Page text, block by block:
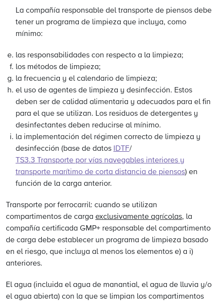
La compañía responsable del transporte de piensos debe
tener un programa de limpieza que incluya, como
mínimo:
las responsabilidades con respecto a la limpieza;
los métodos de limpieza;
la frecuencia y el calendario de limpieza;
el uso de agentes de limpieza y desinfección. Estos
deben ser de calidad alimentaria y adecuados para el fin
para el que se utilizan. Los residuos de detergentes y
desinfectantes deben reducirse al mínimo.
la implementación del régimen correcto de limpieza y
desinfección (base de datos
IDTF/
TS3.3 Transporte por vías navegables interiores y
transporte marítimo de corta distancia de piensos) en
función de la carga anterior.
Transporte por ferrocarril: cuando se utilizan
compartimentos de carga exclusivamente agrícolas, la
compañía certificada GMP+ responsable del compartimento
de carga debe establecer un programa de limpieza basado
en el riesgo, que incluya al menos los elementos e) a i)
anteriores.
El agua (incluida el agua de manantial, el agua de lluvia y/o
el agua abierta) con la que se limpian los compartimentos